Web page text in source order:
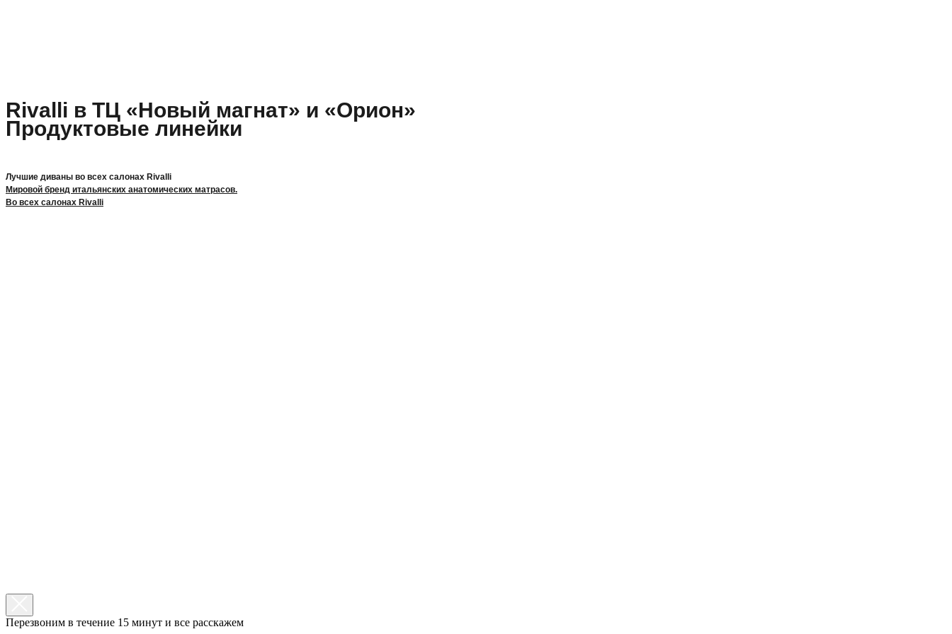
Продуктовые линейки
Лучшие диваны во всех салонах Rivalli
Мировой бренд итальянских анатомических матрасов.
Во всех салонах Rivalli
Rivalli в ТЦ «Новый магнат» и «Орион»
Перезвоним в течение 15 минут и все расскажем